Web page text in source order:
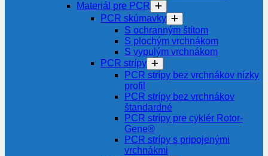
Materiál pre PCR
PCR skúmavky
S ochranným štítom
S plochým vrchnákom
S vypulým vrchnákom
PCR strípy
PCR strípy bez vrchnákov nízky
profil
PCR strípy bez vrchnákov
štandardné
PCR strípy pre cyklér Rotor-
Gene®
PCR strípy s pripojenými
vrchnákmi